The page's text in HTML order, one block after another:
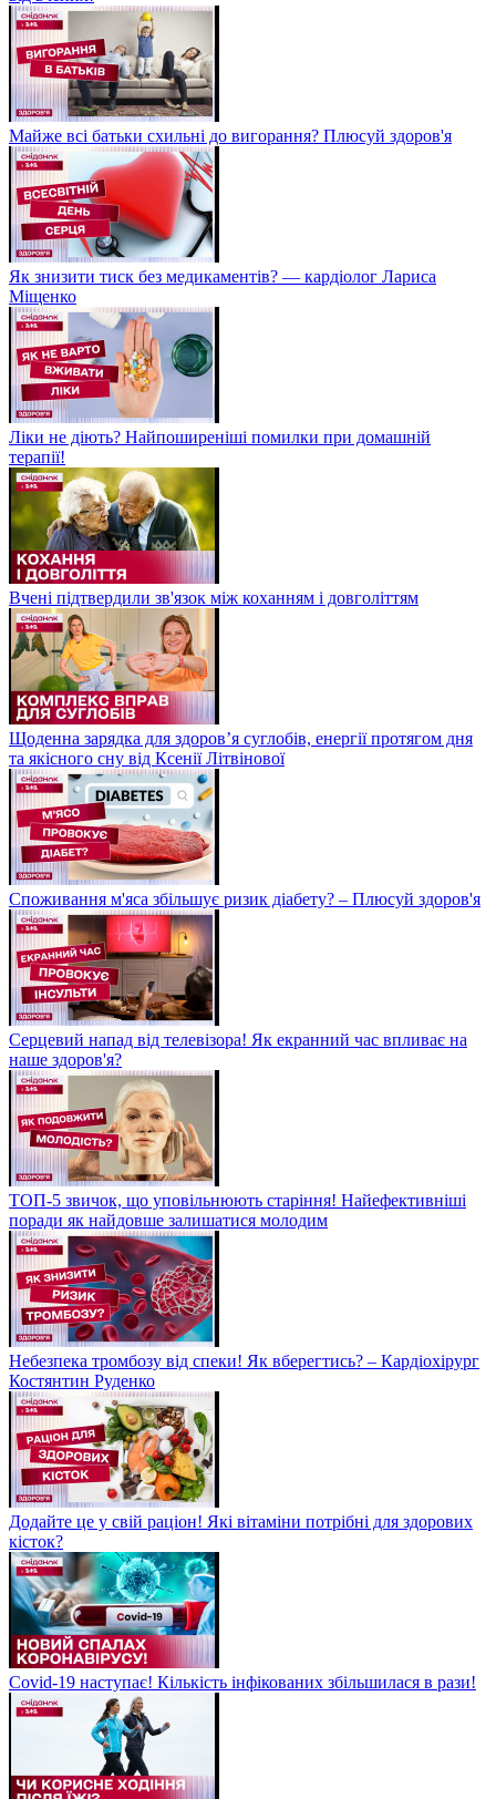
Майже всі батьки схильні до вигорання? Плюсуй здоров'я
Як знизити тиск без медикаментів? — кардіолог Лариса
Міщенко
Ліки не діють? Найпоширеніші помилки при домашній
терапії!
Вчені підтвердили зв'язок між коханням і довголіттям
Щоденна зарядка для здоров’я суглобів, енергії протягом дня
та якісного сну від Ксенії Літвінової
Споживання м'яса збільшує ризик діабету? – Плюсуй здоров'я
Серцевий напад від телевізора! Як екранний час впливає на
наше здоров'я?
ТОП-5 звичок, що уповільнюють старіння! Найефективніші
поради як найдовше залишатися молодим
Небезпека тромбозу від спеки! Як вберегтись? – Кардіохірург
Костянтин Руденко
Додайте це у свій раціон! Які вітаміни потрібні для здорових
кісток?
Covid-19 наступає! Кількість інфікованих збільшилася в рази!